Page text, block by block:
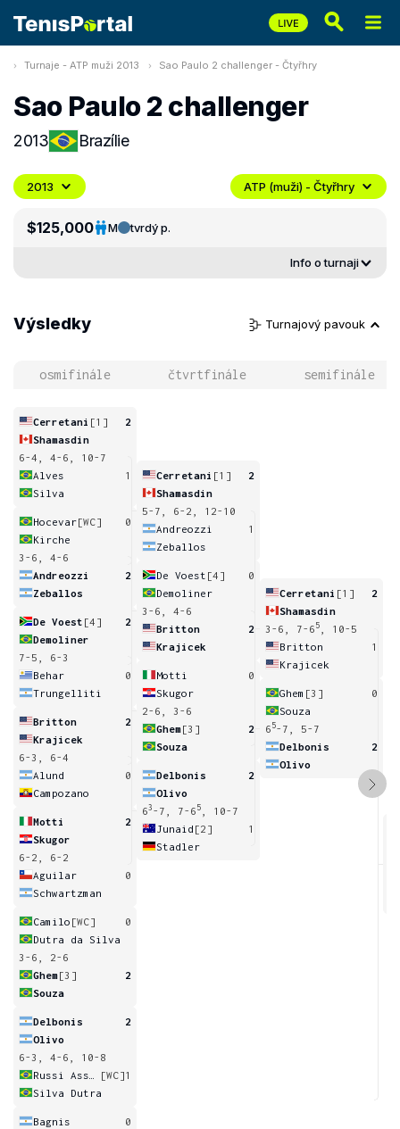
Turnaje - ATP muži 2013 Sao Paulo 2 challenger - Čtyřhry
Sao Paulo 2 challenger
2013 Brazílie
2013 ATP (muži) - Čtyřhry
$125,000 M tvrdý p.
Info o turnaji
Výsledky Turnajový pavouk
osmifinále čtvrtfinále semifinále
Cerretani [1]
2
Shamasdin
6-4, 4-6, 10-7
Alves
1
Silva
Hocevar[WC]
0
Kirche
3-6, 4-6
Andreozzi
2
Zeballos
De Voest [4]
2
Demoliner
7-5, 6-3
Behar
0
Trungelliti
Britton
2
Krajicek
6-3, 6-4
Alund
0
Campozano
Motti
2
Skugor
6-2, 6-2
Aguilar
0
Schwartzman
Camilo [WC]
0
Dutra da Silva
3-6, 2-6
Ghem[3]
2
Souza
Delbonis
2
Olivo
6-3, 4-6, 10-8
[WC]1
Silva Dutra
Bagnis
0
Cerretani [1]
2
Shamasdin
5-7, 6-2, 12-10
Andreozzi
1
Zeballos
De Voest [4]
0
Demoliner
3-6, 4-6
Britton
2
Krajicek
Motti
0
Skugor
2-6, 3-6
Ghem[3]
2
Souza
Delbonis
2
Olivo
63 -7, 7-6 5
, 10-7
Junaid [2]
1
Stadler
Cerretani [1]
2
Shamasdin
3-6, 7-6 5
, 10-5
Britton
1
Krajicek
Ghem [3]
0
Souza
6 5-7, 5-7
Delbonis
2
Olivo